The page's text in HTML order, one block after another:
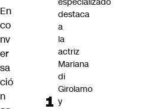
En
co
nv
er
sa
ció
n
destaca
a
la
actriz
Mariana
di
Girolamo
y